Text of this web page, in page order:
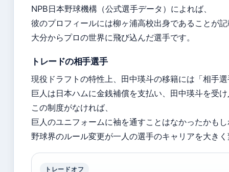
NPB日本野球機構（公式選手データ）によれば、
彼のプロフィールには柳ヶ浦高校出身であることが
大分からプロの世界に飛び込んだ選手です。
トレードの相手選手
現役ドラフトの特性上、田中瑛斗の移籍には「相手
巨人は日本ハムに金銭補償を支払い、田中瑛斗を受
この制度がなければ、
巨人のユニフォームに袖を通すことはなかったかも
野球界のルール変更が一人の選手のキャリアを大き
トレードオフ